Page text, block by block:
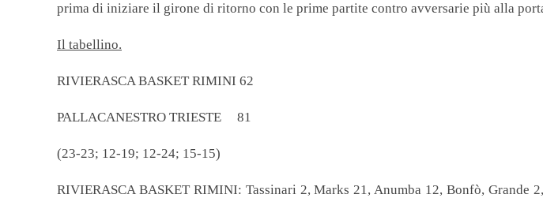
prima di iniziare il girone di ritorno con le prime partite contro avversarie più alla
Il tabellino.
RIVIERASCA BASKET RIMINI 62
PALLACANESTRO TRIESTE 81
(23-23; 12-19; 12-24; 15-15)
RIVIERASCA BASKET RIMINI: Tassinari 2, Marks 21, Anumba 12, Bonfò, Grande